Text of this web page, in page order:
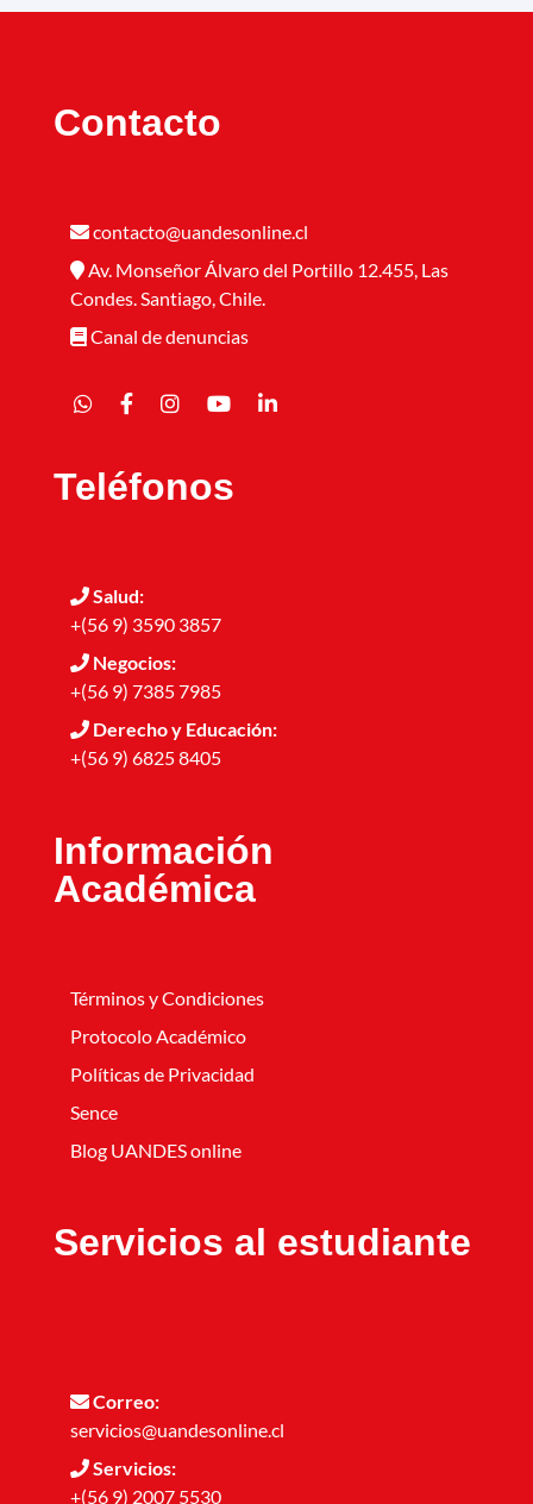
Contacto
contacto@uandesonline.cl
Av. Monseñor Álvaro del Portillo 12.455, Las
Condes. Santiago, Chile.
Canal de denuncias
Teléfonos
Salud:
+(56 9) 3590 3857
Negocios:
+(56 9) 7385 7985
Derecho y Educación:
+(56 9) 6825 8405
Información
Académica
Términos y Condiciones
Protocolo Académico
Políticas de Privacidad
Sence
Blog UANDES online
Servicios al estudiante
Correo:
servicios@uandesonline.cl
Servicios:
+(56 9) 2007 5530